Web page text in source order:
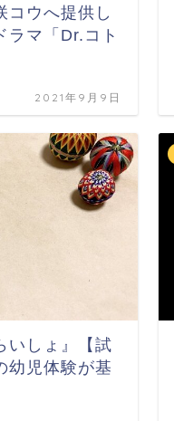
コウへ提供し
ラマ「Dr.コト
2021年9月9日
いしょ』【試
幼児体験が基